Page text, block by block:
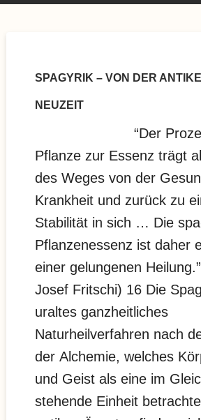
SPAGYRIK – VON DER
NEUZEIT
“Der
Pflanze zur Essenz trägt
des Weges von der
Krankheit und zurück zu
Stabilität in sich … Die
Pflanzenessenz ist daher
einer gelungenen
Josef Fritschi) 16 Die
uraltes ganzheitliches
Naturheilverfahren nach
der Alchemie, welches
und Geist als eine im
stehende Einheit